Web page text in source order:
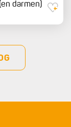
darmen)